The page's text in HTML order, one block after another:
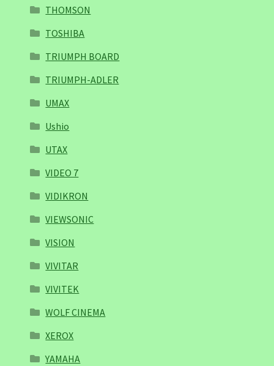
THOMSON
TOSHIBA
TRIUMPH BOARD
TRIUMPH-ADLER
UMAX
Ushio
UTAX
VIDEO 7
VIDIKRON
VIEWSONIC
VISION
VIVITAR
VIVITEK
WOLF CINEMA
XEROX
YAMAHA